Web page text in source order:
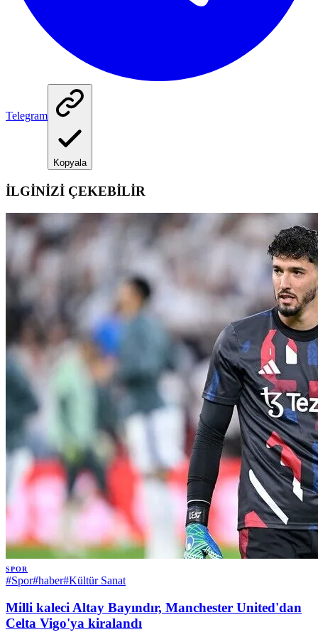
Telegram
Kopyala
İLGİNİZİ ÇEKEBİLİR
SPOR
#Spor#haber#Kültür Sanat
Milli kaleci Altay Bayındır, Manchester United'dan
Celta Vigo'ya kiralandı